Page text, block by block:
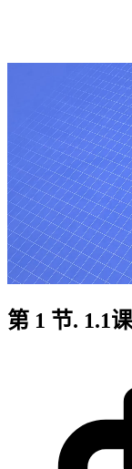
第 1 节. 1.1